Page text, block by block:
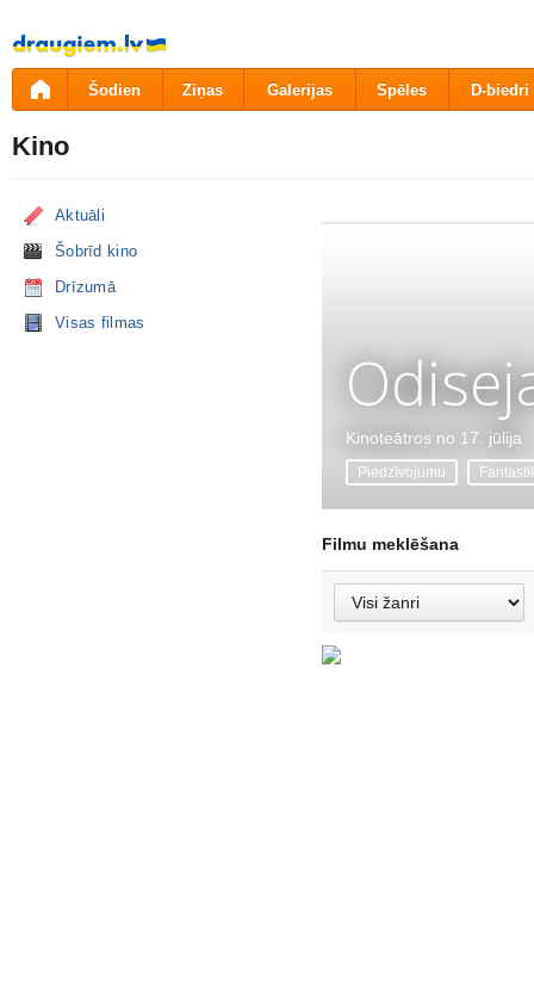
Pāriet
uz
saturu
Šodien Ziņas Galerijas Spēles D-biedri
Kino
Aktuāli
Šobrīd kino
Drīzumā
Visas filmas
Kinoteātros no 17. jūlija
Piedzīvojumu
Filmu meklēšana